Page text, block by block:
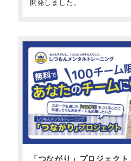
開発しました。
「つながり」プロジェクト